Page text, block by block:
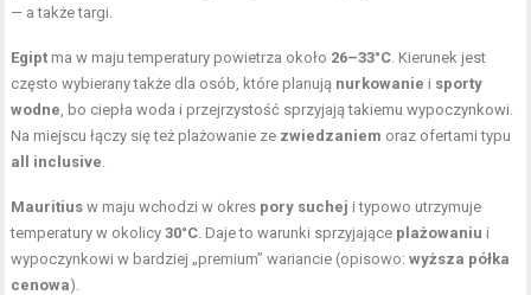
— a także targi.
Egipt ma w maju temperatury powietrza około 26–33°C . Kierunek jest
często wybierany także dla osób, które planują nurkowanie i sporty
wodne , bo ciepła woda i przejrzystość sprzyjają takiemu wypoczynkowi.
Na miejscu łączy się też plażowanie ze zwiedzaniem oraz ofertami typu
all inclusive
Mauritius w maju wchodzi w okres pory suchej i typowo utrzymuje
temperatury w okolicy30°C . Daje to warunki sprzyjające plażowaniu i
wypoczynkowi w bardziej „premium” wariancie (opisowo:wyższa półka
cenowa).